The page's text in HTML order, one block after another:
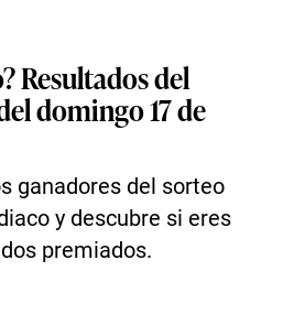
Resultados del
domingo 17 de
ganadores del sorteo
y descubre si eres
premiados.